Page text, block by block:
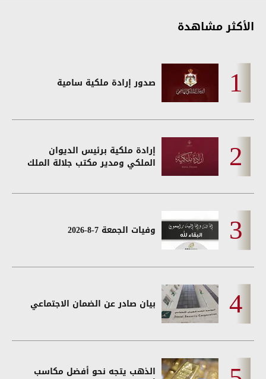
الأكثر مشاهدة
صدور إرادة ملكية سامية
إرادة ملكية برئيس الديوان
الملكي ومدير مكتب جلالة الملك
وفيات الجمعة 7-8-2026
بيان صادر عن الضمان الاجتماعي
الذهب يتجه نحو أفضل مكاسب